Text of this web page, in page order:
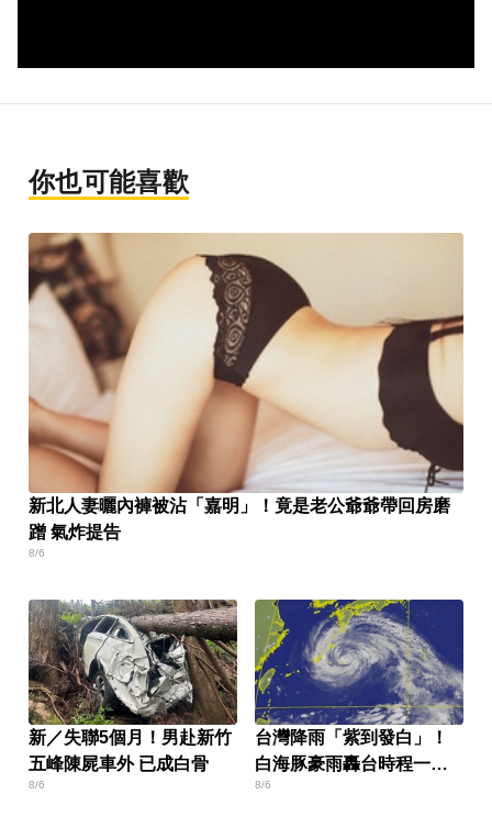
你也可能喜歡
新北人妻曬內褲被沾「嘉明」！竟是老公爺爺帶回房磨
蹭 氣炸提告
8/6
新／失聯5個月！男赴新竹
五峰陳屍車外 已成白骨
8/6
台灣降雨「紫到發白」！
白海豚豪雨轟台時程一次
看
8/6